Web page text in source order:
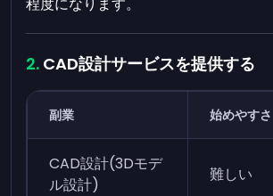
CAD設計サービスを提供する
副業 始めやすさ
CAD設計(3Dモデ
ル設計)
難しい